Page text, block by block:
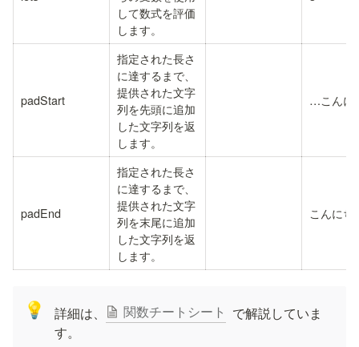
して数式を評価
します。
padStart
指定された長さ
に達するまで、
提供された文字
列を先頭に追加
した文字列を返
します。
…こんに
padEnd
指定された長さ
に達するまで、
提供された文字
列を末尾に追加
した文字列を返
します。
こんに
💡 詳細は、 関数チートシート
  で解説していま
す。